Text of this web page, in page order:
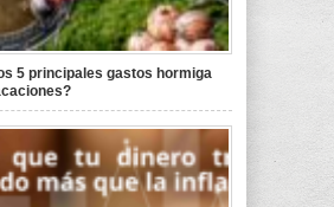
5 principales gastos hormiga